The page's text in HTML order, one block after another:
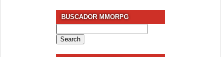
BUSCADOR MMORPG
for: